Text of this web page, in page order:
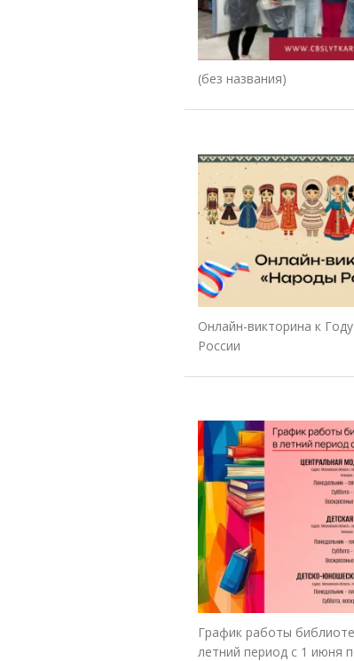
(без названия)
Онлайн-викторина к
России
График работы
летний период с 1 июня